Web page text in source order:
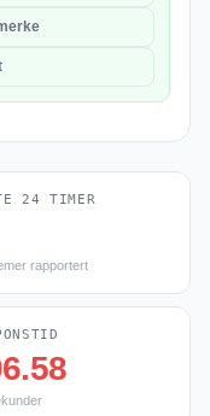
24 TIMER
rapportert